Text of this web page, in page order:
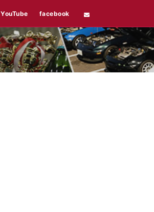
YouTube facebook
TOP
走行会
レッスン/貸切